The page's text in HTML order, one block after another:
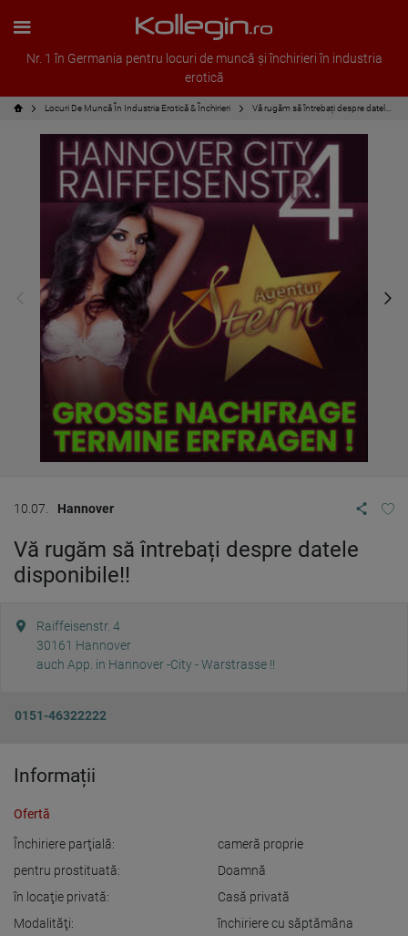
Nr. 1 în Germania pentru locuri de muncă și închirieri în industria
erotică
Locuri De Muncă În Industria Erotică & Închirieri
10.07. Hannover
Vă rugăm să întrebați despre datele
disponibile!!
Raiffeisenstr. 4
30161 Hannover
auch App. in Hannover -City - Warstrasse !!
0151-46322222
Informații
Ofertă
Închiriere parţială:
cameră proprie
pentru prostituată:
Doamnă
în locaţie privată:
Casă privată
Modalităţi:
închiriere cu săptămâna